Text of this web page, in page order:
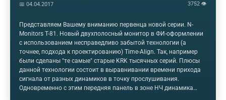
📅 04.04.2017 3752 👁
Представляем Вашему вниманию первенца новой серии. N-
Monitors T-81. Новый двухполосный монитор в ФИ-оформлении
с использованием несправедливо забытой технологии (а
точнее, подхода к проектированию) Time-Align. Так, например
были сделаны "те самые" старые KRK тысячных серий. Плюсы
данной технологии состоит в выравнивании времени прихода
сигнала от разных динамиков в точку прослушивания.
Одновременно с этим передняя панель в зоне НЧ динамика